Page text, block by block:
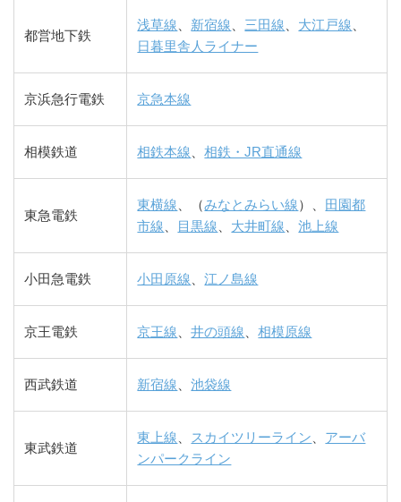
都営地下鉄
浅草線 新宿線 三田線 大江戸線
日暮里舎人ライナー
京浜急行電鉄 京急本線
相模鉄道 相鉄本線 、相鉄・JR直通線
東急電鉄
東横線 、（みなとみらい線）、 田園都
市線
目黒線 大井町線 、池上線
小田急電鉄 小田原線 、江ノ島線
京王電鉄 京王線 、井の頭線 、相模原線
西武鉄道 新宿線 、池袋線
東武鉄道
東上線 スカイツリーライン
アーバ
ンパークライン